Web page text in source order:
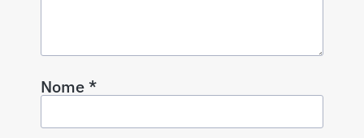
Nome*